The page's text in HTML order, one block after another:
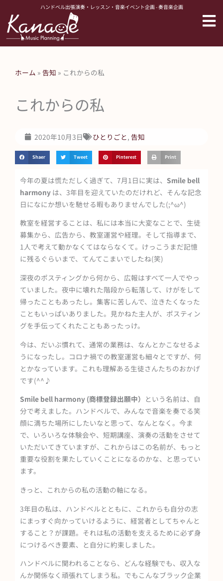
ス
ハンドベル出張演奏・レッスン・音楽イベント企画 - 奏音楽企画
ホーム » 告知 » これからの私
これからの私
2020年10月3日 ひとりごと, 告知
Shaer Tweet Pinterest Print
今年の夏は慌ただしく過ぎて、7月1日に実は、 Smile bell
harmony は、3年目を迎えていたのだけれど、そんな記念
日になにか想いを馳せる暇もありませんでした(;^ω^)
教室を経営することは、私には本当に大変なことで、生徒
募集から、広告から、教室運営や経理。そして指導まで、
1人で考えて動かなくてはならなくて。けっこうまだ記憶
に残るぐらいまで、てんてこまいでしたね(笑)
深夜のポスティングから何から、広報はすべて一人でやっ
ていました。夜中に壊れた階段から転落して、けがをして
帰ったこともあったし。集客に苦しんで、泣きたくなった
こともいっぱいありました。見かねた主人が、ポスティン
グを手伝ってくれたこともあったっけ。
今は、だいぶ慣れて、通常の業務は、なんとかこなせるよ
うになったし。コロナ禍での教室運営も細々とですが、何
とかなっています。これも理解ある生徒さんたちのおかげ
です(^^♪
Smile bell harmony (商標登録出願中） という名前は、自
分で考えました。ハンドベルで、みんなで音楽を奏でる笑
顔に満ちた場所にしたいなと思って、なんとなく。今ま
で、いろいろな体験会や、短期講座、演奏の活動をさせて
いただいてきていますが、これからはこの名前が、もっと
重要な役割を果たしていくことになるのかな、と思ってい
ます。
きっと、これからの私の活動の軸になる。
3年目の私は、ハンドベルとともに、これからも自分の志
にまっすぐ向かっていけるように、経営者としてちゃんと
すること？が課題。それは私の活動を支えるために必ず身
につけるべき要素、と自分に約束しました。
ハンドベルに関われることなら、どんな経験でも、収入な
んか関係なく頑張れてしまう私。でもこんなブラック企業